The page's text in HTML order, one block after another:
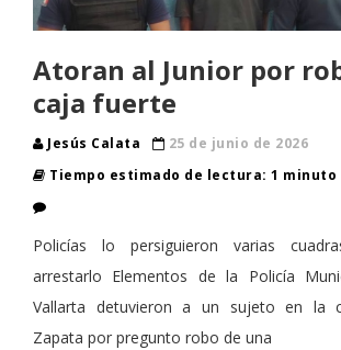
Atoran al Junior por
caja fuerte
Jesús Calata
25 de junio de 2026
Tiempo estimado de lectura: 1 minuto
Policías lo persiguieron varias
arrestarlo Elementos de la Policía
Vallarta detuvieron a un sujeto en la
Zapata por pregunto robo de una